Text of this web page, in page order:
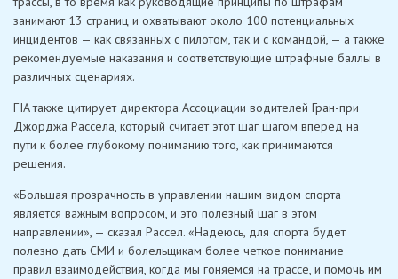
занимают 13 страниц и охватывают около 100 потенциальных
инцидентов — как связанных с пилотом, так и с командой, — а также
рекомендуемые наказания и соответствующие штрафные баллы в
различных сценариях.
FIA также цитирует директора Ассоциации водителей Гран-при
Джорджа Рассела, который считает этот шаг шагом вперед на
пути к более глубокому пониманию того, как принимаются
решения.
«Большая прозрачность в управлении нашим видом спорта
является важным вопросом, и это полезный шаг в этом
направлении», — сказал Рассел. «Надеюсь, для спорта будет
полезно дать СМИ и болельщикам более четкое понимание
правил взаимодействия, когда мы гоняемся на трассе, и помочь им